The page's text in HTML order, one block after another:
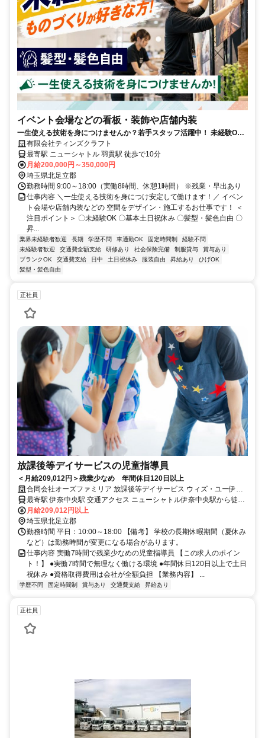
イベント会場などの看板・装飾や店舗内装
一生使える技術を身につけませんか？若手スタッフ活躍中！ 未経験OK
／基本土日祝休み／髪型・髪色自由
有限会社ティンズクラフト
最寄駅 ニューシャトル 羽貫駅 徒歩で10分
月給200,000円～350,000円
埼玉県北足立郡
勤務時間 9:00～18:00（実働8時間、休憩1時間） ※残業・早出あり
仕事内容 ＼一生使える技術を身につけ安定して働けます！／ イベン
ト会場や店舗内装などの 空間をデザイン・施工するお仕事です！ ＜
注目ポイント＞ 〇未経験OK 〇基本土日祝休み 〇髪型・髪色自由 〇
昇...
業界未経験者歓迎 長期 学歴不問 車通勤OK 固定時間制
経験不問
未経験者歓迎
交通費全額支給 研修あり 社会保険完備 制服貸与
賞与あり
ブランクOK
交通費支給 日中 土日祝休み 服装自由 昇給あり
ひげOK
髪型・髪色自由
正社員
放課後等デイサービスの児童指導員
＜月給209,012円＞残業少なめ 年間休日120日以上
合同会社オーズファミリア 放課後等デイサービス ウィズ・ユー伊奈
中央
最寄駅 伊奈中央駅 交通アクセス ニューシャトル伊奈中央駅から徒歩
2分
月給209,012円以上
埼玉県北足立郡
勤務時間 平日：10:00～18:00 【備考】 学校の長期休暇期間（夏休み
など）は勤務時間が変更になる場合があります。
仕事内容 実働7時間で残業少なめの児童指導員 【この求人のポイン
ト！】 ●実働7時間で無理なく働ける環境 ●年間休日120日以上で土日
祝休み ●資格取得費用は会社が全額負担 【業務内容】 ...
学歴不問 固定時間制 賞与あり 交通費支給 昇給あり
正社員